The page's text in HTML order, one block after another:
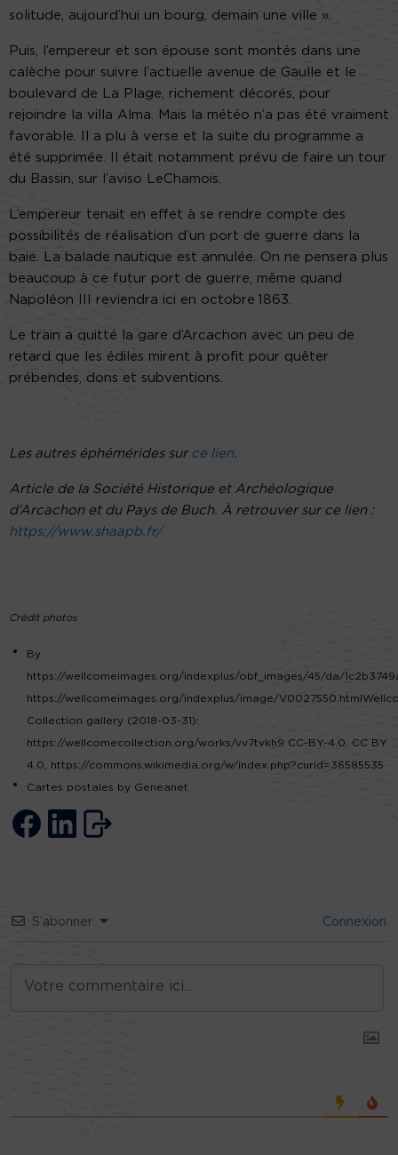
solitude, aujourd’hui un bourg, demain une ville ».
Puis, l’empereur et son épouse sont montés dans une
calèche pour suivre l’actuelle avenue de Gaulle et le
boulevard de La Plage, richement décorés, pour
rejoindre la villa Alma. Mais la météo n’a pas été vraiment
favorable. Il a plu à verse et la suite du programme a
été supprimée. Il était notamment prévu de faire un tour
du Bassin, sur l’aviso LeChamois.
L’empereur tenait en effet à se rendre compte des
possibilités de réalisation d’un port de guerre dans la
baie. La balade nautique est annulée. On ne pensera plus
beaucoup à ce futur port de guerre, même quand
Napoléon III reviendra ici en octobre 1863.
Le train a quitté la gare d’Arcachon avec un peu de
retard que les édiles mirent à profit pour quêter
prébendes, dons et subventions.
Les autres éphémérides sur ce lien.
Article de Ia Société Historique et Archéologique
d’Arcachon et du Pays de Buch. À retrouver sur ce lien :
https://www.shaapb.fr/
Crédit photos
By
https://wellcomeimages.org/indexplus/obf_images/45/da/
https://wellcomeimages.org/indexplus/image/
Collection gallery (2018-03-31):
https://wellcomecollection.org/works/vv7tvkh9 CC-BY-4.0, CC BY
4.0, https://commons.wikimedia.org/w/index.php?curid=36585535
Cartes postales by Geneanet
S’abonner Connexion